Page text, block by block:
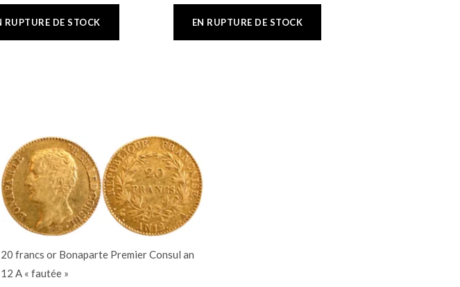
20 francs or Bonaparte Premier Consul an
12 A « fautée »